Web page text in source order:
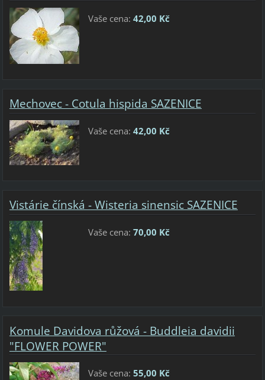
Vaše cena: 42,00 Kč
Mechovec - Cotula hispida SAZENICE
Vaše cena: 42,00 Kč
Vistárie čínská - Wisteria sinensic SAZENICE
Vaše cena: 70,00 Kč
Komule Davidova růžová - Buddleia davidii
"FLOWER POWER"
Vaše cena: 55,00 Kč